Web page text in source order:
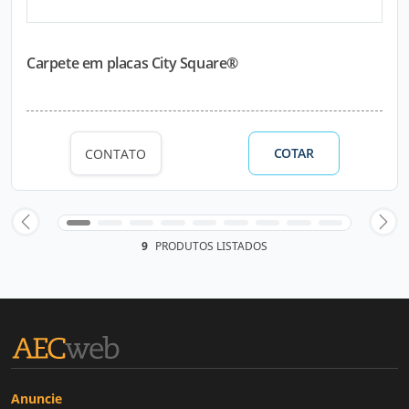
Carpete em placas City Square®
CONTATO COTAR
9 PRODUTOS LISTADOS
Anuncie